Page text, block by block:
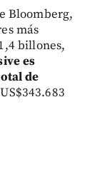
Bloomberg,
más
billones,
es
de